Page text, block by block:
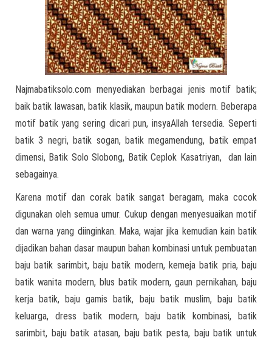
Najmabatiksolo.com menyediakan berbagai jenis motif batik;
baik batik lawasan, batik klasik, maupun batik modern. Beberapa
motif batik yang sering dicari pun, insyaAllah tersedia. Seperti
batik 3 negri, batik sogan, batik megamendung, batik empat
dimensi, Batik Solo Slobong, Batik Ceplok Kasatriyan, dan lain
sebagainya.
Karena motif dan corak batik sangat beragam, maka cocok
digunakan oleh semua umur. Cukup dengan menyesuaikan motif
dan warna yang diinginkan. Maka, wajar jika kemudian kain batik
dijadikan bahan dasar maupun bahan kombinasi untuk pembuatan
baju batik sarimbit, baju batik modern, kemeja batik pria, baju
batik wanita modern, blus batik modern, gaun pernikahan, baju
kerja batik, baju gamis batik, baju batik muslim, baju batik
keluarga, dress batik modern, baju batik kombinasi, batik
sarimbit, baju batik atasan, baju batik pesta, baju batik untuk